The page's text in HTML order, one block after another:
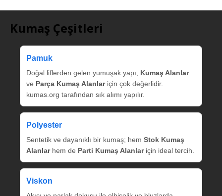
Kumaş Çeşitleri
Pamuk
Doğal liflerden gelen yumuşak yapı, Kumaş Alanlar
ve Parça Kumaş Alanlariçin çok değerlidir.
kumas.org tarafından sık alımı yapılır.
Polyester
Sentetik ve dayanıklı bir kumaş; hem Stok Kumaş
Alanlarhem de Parti Kumaş Alanlariçin ideal tercih.
Viskon